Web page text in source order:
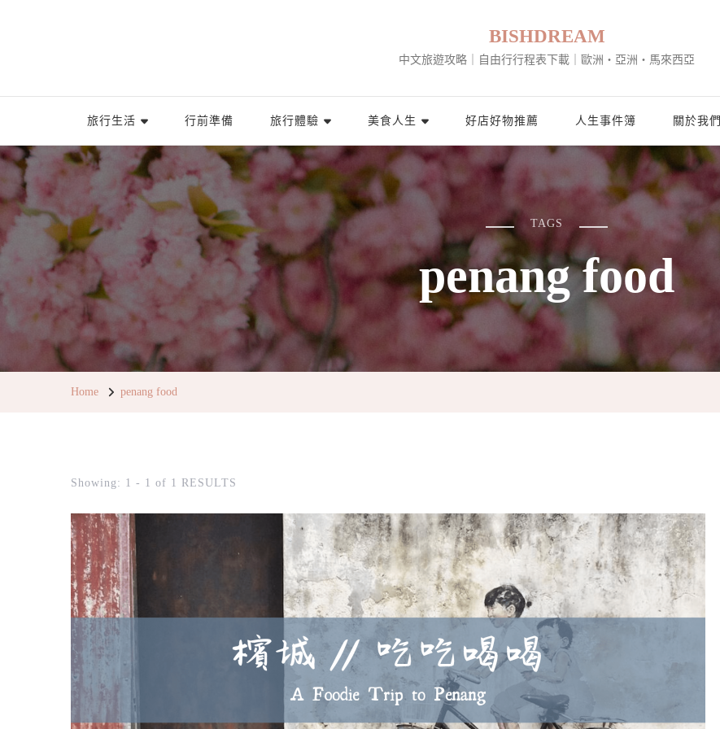
BISHDREAM
中文旅遊攻略｜自由行行程表下載｜歐洲・亞洲・馬來西亞
旅行生活 行前準備 旅行體驗 美食人生 好店好物推薦 人生事件簿 關於我們
TAGS
penang food
Home penang food
Showing: 1 - 1 of 1 RESULTS